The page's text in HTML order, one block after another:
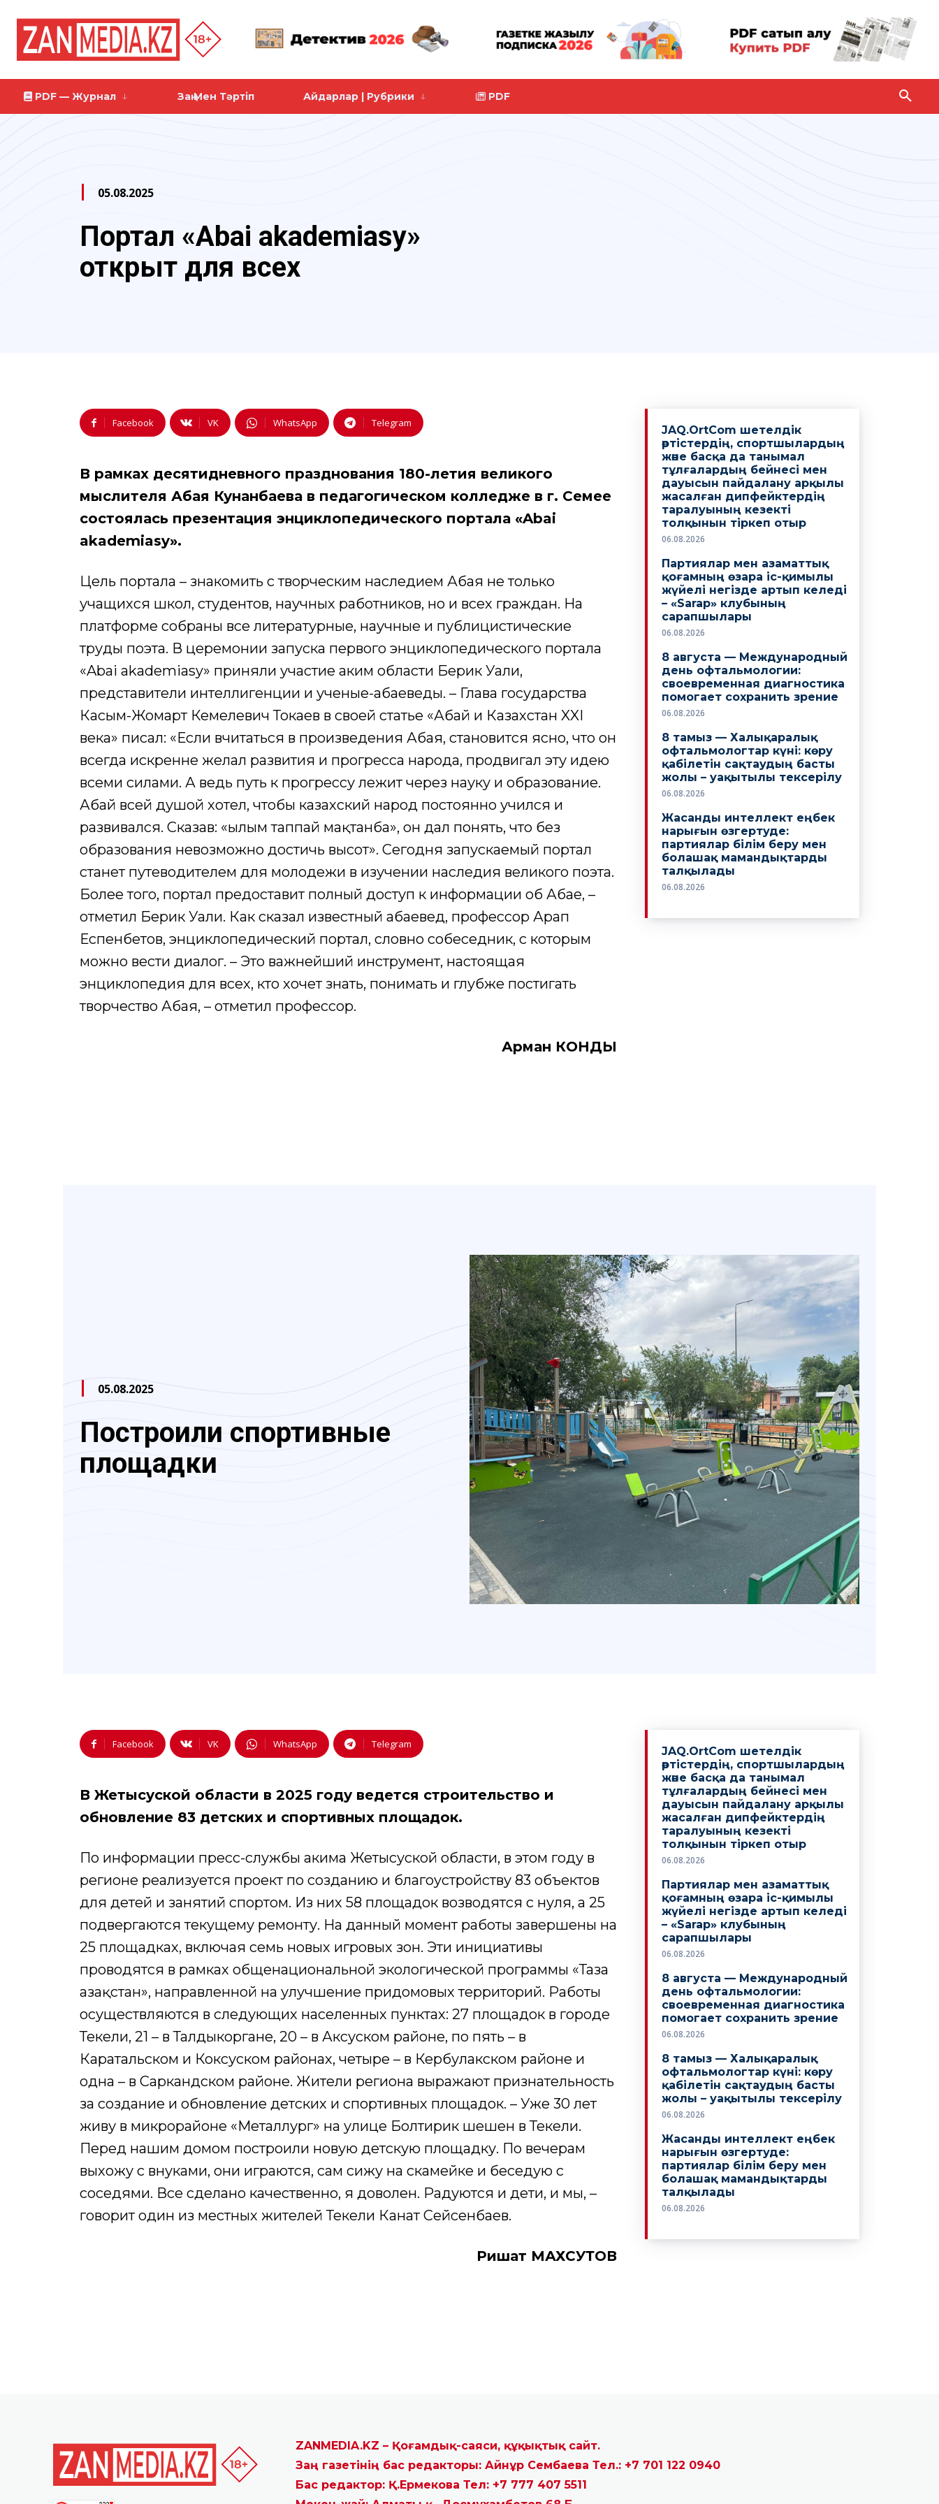
PDF — Журнал Заң Мен Тәртіп Айдарлар | Рубрики PDF
05.08.2025
Портал «Abai akademiasy»
открыт для всех
Facebook VK WhatsApp Telegram
В рамках десятидневного празднования 180-летия великого
мыслителя Абая Кунанбаева в педагогическом колледже в г. Семее
состоялась презентация энциклопедического портала «Abai
akademiasy».
Цель портала – знакомить с творческим наследием Абая не только
учащихся школ, студентов, научных работников, но и всех граждан. На
платформе собраны все литературные, научные и публицистические
труды поэта. В церемонии запуска первого энциклопедического портала
«Abai akademiasy» приняли участие аким области Берик Уали,
представители интеллигенции и ученые-абаеведы. – Глава государства
Касым-Жомарт Кемелевич Токаев в своей статье «Абай и Казахстан XXI
века» писал: «Если вчитаться в произведения Абая, становится ясно, что он
всегда искренне желал развития и прогресса народа, продвигал эту идею
всеми силами. А ведь путь к прогрессу лежит через науку и образование.
Абай всей душой хотел, чтобы казахский народ постоянно учился и
развивался. Сказав: «Ғылым таппай мақтанба», он дал понять, что без
образования невозможно достичь высот». Сегодня запускаемый портал
станет путеводителем для молодежи в изучении наследия великого поэта.
Более того, портал предоставит полный доступ к информации об Абае, –
отметил Берик Уали. Как сказал известный абаевед, профессор Арап
Еспенбетов, энциклопедический портал, словно собеседник, с которым
можно вести диалог. – Это важнейший инструмент, настоящая
энциклопедия для всех, кто хочет знать, понимать и глубже постигать
творчество Абая, – отметил профессор.
Арман КОНДЫ
JAQ.OrtCom шетелдік
әртістердің, спортшылардың
және басқа да танымал
тұлғалардың бейнесі мен
дауысын пайдалану арқылы
жасалған дипфейктердің
таралуының кезекті
толқынын тіркеп отыр
06.08.2026
Партиялар мен азаматтық
қоғамның өзара іс-қимылы
жүйелі негізде артып келеді
– «Sarap» клубының
сарапшылары
06.08.2026
8 августа — Международный
день офтальмологии:
своевременная диагностика
помогает сохранить зрение
06.08.2026
8 тамыз — Халықаралық
офтальмологтар күні: көру
қабілетін сақтаудың басты
жолы – уақытылы тексерілу
06.08.2026
Жасанды интеллект еңбек
нарығын өзгертуде:
партиялар білім беру мен
болашақ мамандықтарды
талқылады
06.08.2026
ZANMEDIA.KZ – Қоғамдық-саяси, құқықтық сайт.
Заң газетінің бас редакторы: Айнұр Сембаева Тел.: +7 701 122 0940
Бас редактор: Қ.Ермекова Тел: +7 777 407 5511